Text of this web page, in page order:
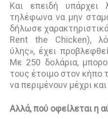
Και επειδή υπάρχει
τηλέφωνα να μην
δήλωσε
Rent the Chicken),
ύλης», έχει
Με 250 δολάρια,
τους έτοιμο στον κήπο
να περιμένουν μέχρι
Αλλά, πού οφείλεται η